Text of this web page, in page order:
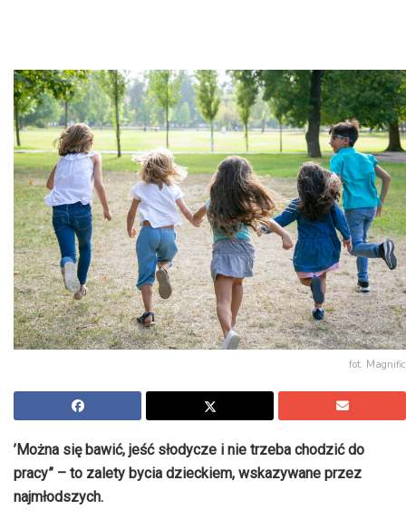
fot. Magnific
’Można się bawić, jeść słodycze i nie trzeba chodzić do
pracy” – to zalety bycia dzieckiem, wskazywane przez
najmłodszych.